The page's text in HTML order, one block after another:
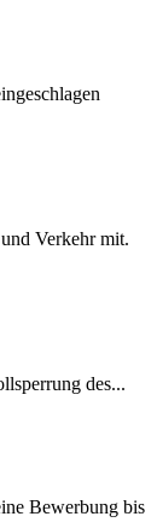
Verkehr mit.
des...
Bewerbung bis